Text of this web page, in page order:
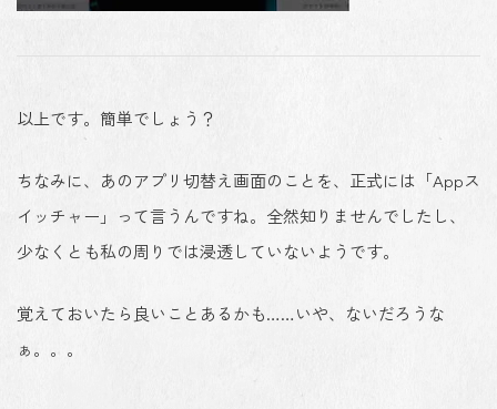
以上です。簡単でしょう？
ちなみに、あのアプリ切替え画面のことを、正式には「Appス
イッチャー」って言うんですね。全然知りませんでしたし、
少なくとも私の周りでは浸透していないようです。
覚えておいたら良いことあるかも……いや、ないだろうな
ぁ。。。